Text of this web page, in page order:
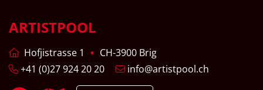
ARTISTPOOL
Hofjistrasse 1
CH-3900 Brig
+41 (0)27 924 20 20
info@artistpool.ch